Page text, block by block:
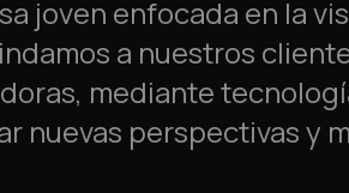
joven enfocada en la
a nuestros
mediante
nuevas perspectivas y